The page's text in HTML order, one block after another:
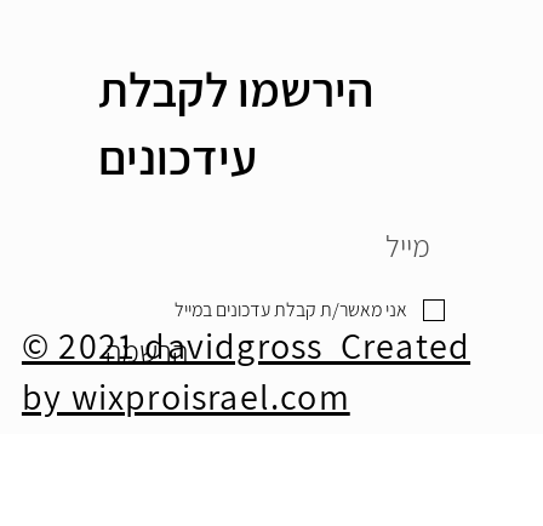
הירשמו לקבלת
עידכונים
הרשמה
אני מאשר/ת קבלת עדכונים במייל
© 2021 davidgross Created
by wixproisrael.com